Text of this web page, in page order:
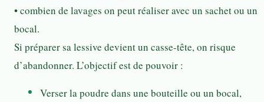
• combien de lavages on peut réaliser avec un sachet ou un
bocal.
Si préparer sa lessive devient un casse-tête, on risque
d’abandonner. L’objectif est de pouvoir :
Verser la poudre dans une bouteille ou un bocal,